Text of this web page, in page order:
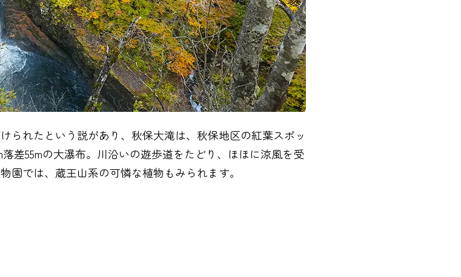
られたという説があり、秋保大滝は、秋保地区の紅葉スポッ
差55mの大瀑布。川沿いの遊歩道をたどり、ほほに涼風を受
では、蔵王山系の可憐な植物もみられます。